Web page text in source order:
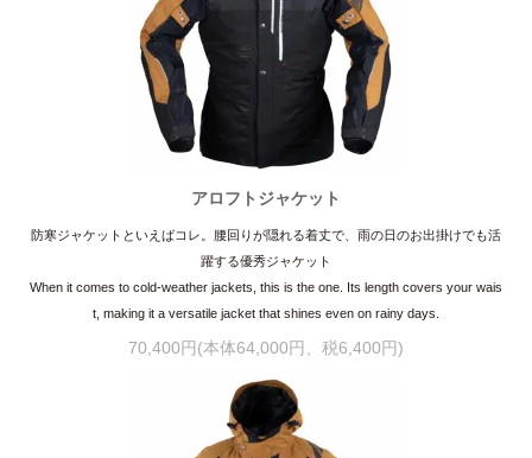
アロフトジャケット
防寒ジャケットといえばコレ。腰回りが隠れる着丈で、雨の日のお出掛けでも活
躍する優秀ジャケット
When it comes to cold-weather jackets, this is the one. Its length covers your wais
t, making it a versatile jacket that shines even on rainy days.
70,400円(本体64,000円、税6,400円)